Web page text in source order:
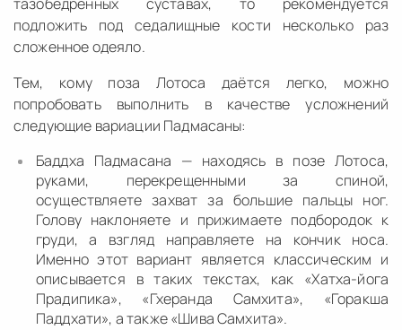
подложить под седалищные кости несколько раз
сложенное одеяло.
Тем, кому поза Лотоса даётся легко, можно
попробовать выполнить в качестве усложнений
следующие вариации Падмасаны:
Баддха Падмасана — находясь в позе Лотоса,
руками, перекрещенными за спиной,
осуществляете захват за большие пальцы ног.
Голову наклоняете и прижимаете подбородок к
груди, а взгляд направляете на кончик носа.
Именно этот вариант является классическим и
описывается в таких текстах, как «Хатха-йога
Прадипика», «Гхеранда Самхита», «Горакша
Паддхати», а также «Шива Самхита».